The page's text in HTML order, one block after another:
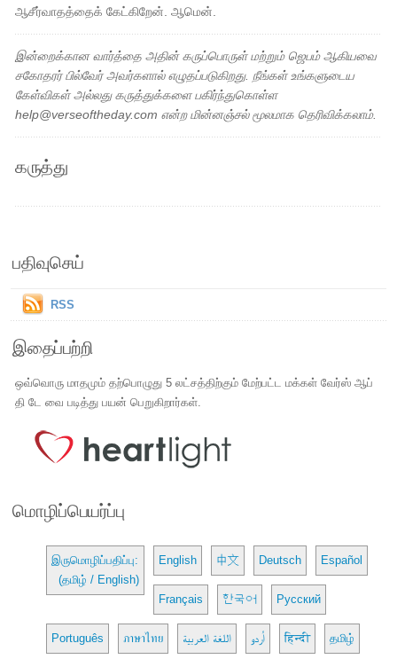
ஆசீர்வாதத்தைக் கேட்கிறேன். ஆமென்.
இன்றைக்கான வார்த்தை அதின் கருப்பொருள் மற்றும் ஜெபம் ஆகியவை
சகோதரர் பில்வேர் அவர்களால் எழுதப்படுகிறது. நீங்கள் உங்களுடைய
கேள்விகள் அல்லது கருத்துக்களை பகிர்ந்துகொள்ள
help@verseoftheday.com என்ற மின்னஞ்சல் மூலமாக தெரிவிக்கலாம்.
கருத்து
பதிவுசெய்
RSS
இதைப்பற்றி
ஒவ்வொரு மாதமும் தற்பொழுது 5 லட்சத்திற்கும் மேற்பட்ட மக்கள் வேர்ஸ் ஆப்
தி டே வை படித்து பயன் பெறுகிறார்கள்.
மொழிப்பெயர்ப்பு
இருமொழிப்பதிப்பு:
(தமிழ் / English)
English 中文 Deutsch Español
Français 한국어 Русский
Português ภาษาไทย اللغة العربية اُردو हिन्दी தமிழ்